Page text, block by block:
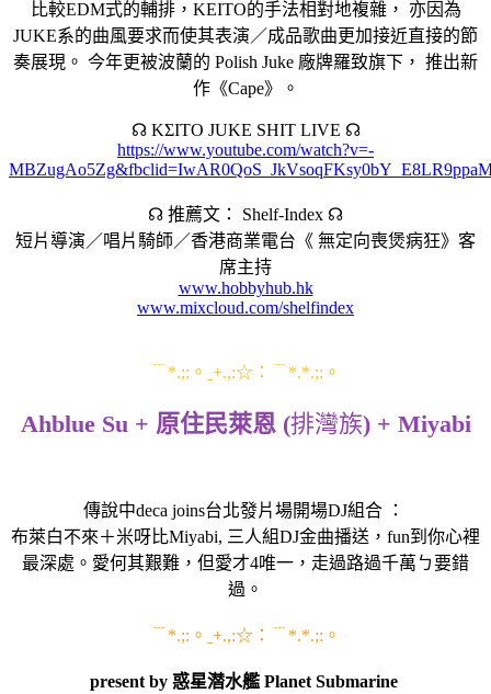
比較EDM式的輔排，KEITO的手法相對地複雜， 亦因為
JUKE系的曲風要求而使其表演／成品歌曲更加接近直接的節
奏展現。 今年更被波蘭的 Polish Juke 廠牌羅致旗下， 推出新
作《Cape》。
☊ KΣITO JUKE SHIT LIVE ☊
https://www.youtube.com/watch?v=-
☊ 推薦文： Shelf-Index ☊
短片導演／唱片騎師／香港商業電台《 無定向喪煲病狂》客
席主持
www.hobbyhub.hk
www.mixcloud.com/shelfindex
﹉*.;:。ˍ+.,:☆：﹉*.*.;:。
Ahblue Su + 原住民萊恩 (排灣族) + Miyabi
傳說中deca joins台北發片場開場DJ組合 ：
布萊白不來＋米呀比Miyabi, 三人組DJ金曲播送，fun到你心裡
最深處。愛何其艱難，但愛才4唯一，走過路過千萬ㄅ要錯
過。
﹉*.;:。ˍ+.,:☆：﹉*.*.;:。
present by 惑星潜水艦 Planet Submarine